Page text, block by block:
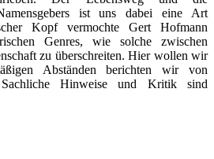
ist uns dabei eine Art
Kopf vermochte Gert Hofmann
Genres, wie solche zwischen
zu überschreiten. Hier wollen wir
Abständen berichten wir von
Sachliche Hinweise und Kritik sind